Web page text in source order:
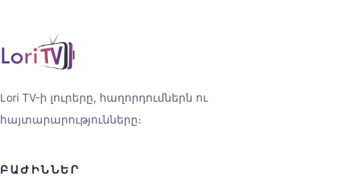
Lori TV-ի լուրերը, հաղորդումներն ու
հայտարարությունները։
ԲԱԺԻՆՆԵՐ